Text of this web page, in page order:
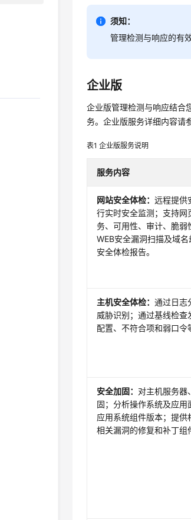
须知：
管理检测与响应的有
企业版
企业版管理检测与响应结合
务。企业版服务详细内容请
表1企业版服务说明
服务内容
网站安全体检：远程提供
行实时安全监测；支持网
务、可用性、审计、脆
WEB安全漏洞扫描及域
安全体检报告。
主机安全体检：通过日志
威胁识别；通过基线检
配置、不符合项和弱口令
安全加固： 对主机服务器
固；分析操作系统及应
应用系统组件版本；提
相关漏洞的修复和补丁组